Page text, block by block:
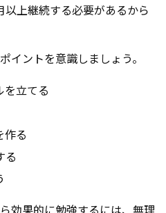
上継続する必要があるから
イントを意識しましょう。
を立てる
作る
る
効果的に勉強するには、無理